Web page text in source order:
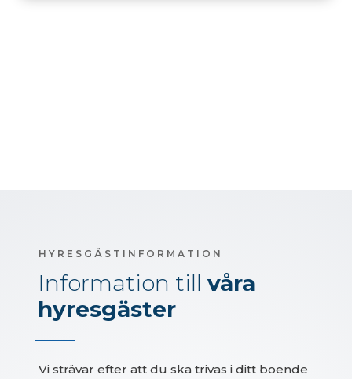
HYRESGÄSTINFORMATION
Information tillvåra
hyresgäster
Vi strävar efter att du ska trivas i ditt boende